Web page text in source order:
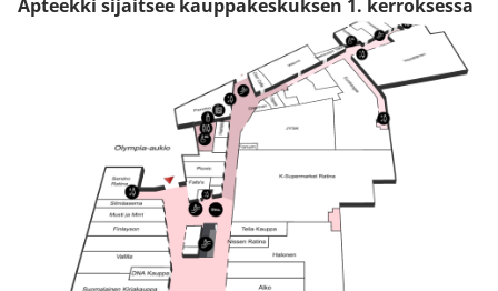
Apteekki sijaitsee kauppakeskuksen 1. kerroksessa